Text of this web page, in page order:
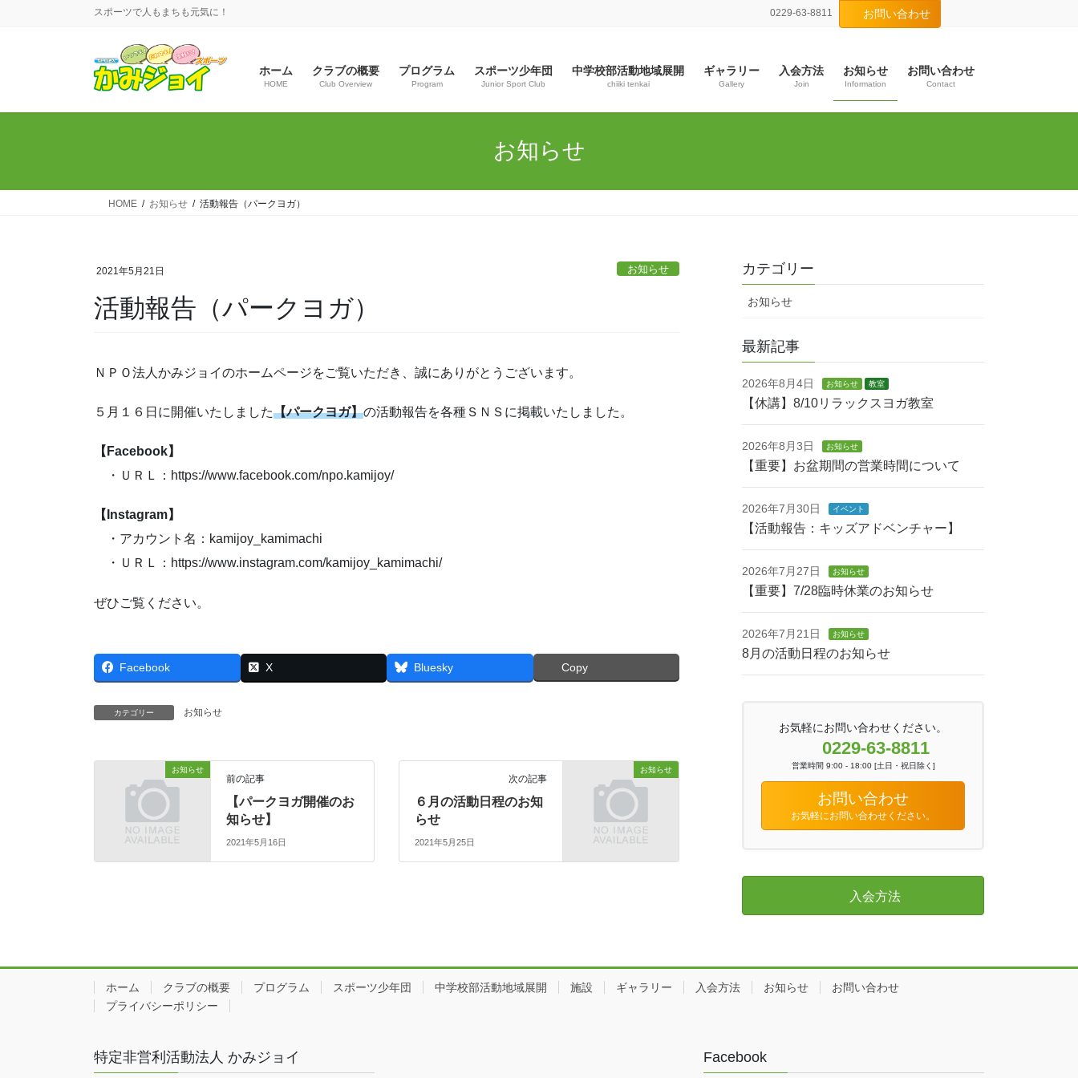
スポーツで人もまちも元気に！ 0229-63-8811 お問い合わせ
ホーム
HOME
クラブの概要
Club Overview
プログラム
Program
スポーツ少年団
Junior Sport Club
中学校部活動地域展開
chiiki tenkai
ギャラリー
Gallery
入会方法
Join
お知らせ
Information
お問い合わせ
Contact
お知らせ
HOME お知らせ 活動報告（パークヨガ）
2021年5月21日 お知らせ
活動報告（パークヨガ）
ＮＰＯ法人かみジョイのホームページをご覧いただき、誠にありがとうございます。
５月１６日に開催いたしました【パークヨガ】の活動報告を各種ＳＮＳに掲載いたしました。
【Facebook】
・ＵＲＬ：https://www.facebook.com/npo.kamijoy/
【Instagram】
・アカウント名：kamijoy_kamimachi
・ＵＲＬ：https://www.instagram.com/kamijoy_kamimachi/
ぜひご覧ください。
Facebook X Bluesky Copy
カテゴリー お知らせ
お知らせ
前の記事
【パークヨガ開催のお
知らせ】
2021年5月16日
お知らせ
次の記事
６月の活動日程のお知
らせ
2021年5月25日
カテゴリー
お知らせ
最新記事
2026年8月4日 お知らせ 教室
【休講】8/10リラックスヨガ教室
2026年8月3日 お知らせ
【重要】お盆期間の営業時間について
2026年7月30日 イベント
【活動報告：キッズアドベンチャー】
2026年7月27日 お知らせ
【重要】7/28臨時休業のお知らせ
2026年7月21日 お知らせ
8月の活動日程のお知らせ
お気軽にお問い合わせください。
0229-63-8811
営業時間 9:00 - 18:00 [土日・祝日除く]
お問い合わせ
お気軽にお問い合わせください。
入会方法
ホーム クラブの概要 プログラム スポーツ少年団 中学校部活動地域展開 施設 ギャラリー 入会方法 お知らせ
お問い合わせ
プライバシーポリシー
特定非営利活動法人 かみジョイ Facebook